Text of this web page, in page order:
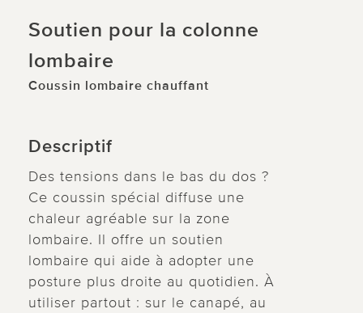
Soutien pour la colonne
lombaire
Coussin lombaire chauffant
Descriptif
Des tensions dans le bas du dos ?
Ce coussin spécial diffuse une
chaleur agréable sur la zone
lombaire. Il offre un soutien
lombaire qui aide à adopter une
posture plus droite au quotidien. À
utiliser partout : sur le canapé, au